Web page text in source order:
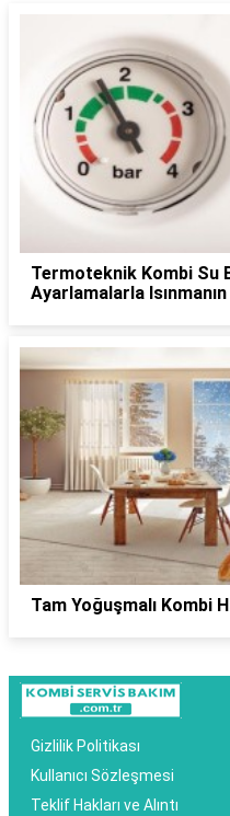
Termoteknik Kombi Su
Ayarlamalarla
Tam Yoğuşmalı Kombi
Gizlilik Politikası
Kullanıcı Sözleşmesi
Teklif Hakları ve Alıntı